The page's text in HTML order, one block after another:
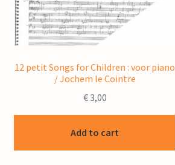
12 petit Songs for Children : voor piano
/ Jochem le Cointre
€3,00
Add to cart